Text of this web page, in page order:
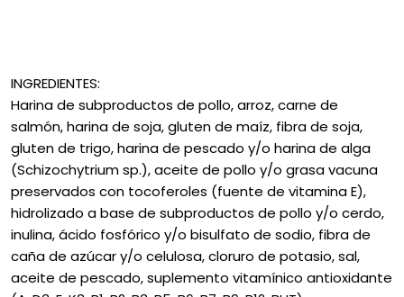
INGREDIENTES:
Harina de subproductos de pollo, arroz, carne de
salmón, harina de soja, gluten de maíz, fibra de soja,
gluten de trigo, harina de pescado y/o harina de alga
(Schizochytrium sp.), aceite de pollo y/o grasa vacuna
preservados con tocoferoles (fuente de vitamina E),
hidrolizado a base de subproductos de pollo y/o cerdo,
inulina, ácido fosfórico y/o bisulfato de sodio, fibra de
caña de azúcar y/o celulosa, cloruro de potasio, sal,
aceite de pescado, suplemento vitamínico antioxidante